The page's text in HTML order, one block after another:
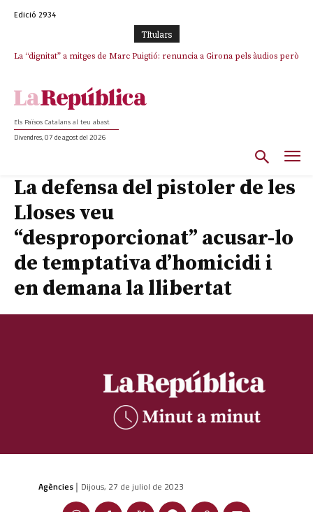
Edició 2934
TItulars
La “dignitat” a mitges de Marc Puigtió: renuncia a Girona pels àudios però
Junts exigeix que Catalunya quedi “fora” del repartiment dels menors
Els Països Catalans al teu abast
Divendres, 07 de agost del 2026
La defensa del pistoler de les
Lloses veu
“desproporcionat” acusar-lo
de temptativa d’homicidi i
en demana la llibertat
Agències | Dijous, 27 de juliol de 2023